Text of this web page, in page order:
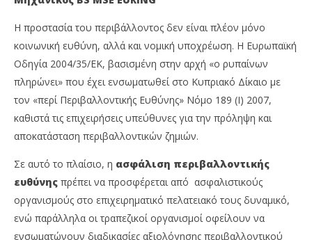
NOW VIEWING
Ασφάλιση Περιβαλλοντικής Ευθύνης: Από την
Υποχρέωση στη Στρατηγική Ευκαιρία
3
2025
Cyprus
Insurance
News
Team
Η προστασία του περιβάλλοντος δεν είναι πλέον μόνο
κοινωνική ευθύνη, αλλά και νομική υποχρέωση. Η Ευρωπαϊκή
Οδηγία 2004/35/ΕΚ, βασισμένη στην αρχή «ο ρυπαίνων
πληρώνει» που έχει ενσωματωθεί στο Κυπριακό Δίκαιο με
τον «περί Περιβαλλοντικής Ευθύνης» Νόμο 189 (Ι) 2007,
καθιστά τις επιχειρήσεις υπεύθυνες για την πρόληψη και
αποκατάσταση περιβαλλοντικών ζημιών.
Σε αυτό το πλαίσιο, η ασφάλιση περιβαλλοντικής
ευθύνης πρέπει να προσφέρεται από ασφαλιστικούς
οργανισμούς στο επιχειρηματικό πελατειακό τους δυναμικό,
ενώ παράλληλα οι τραπεζικοί οργανισμοί οφείλουν να
ενσωματώνουν διαδικασίες αξιολόγησης περιβαλλοντικού